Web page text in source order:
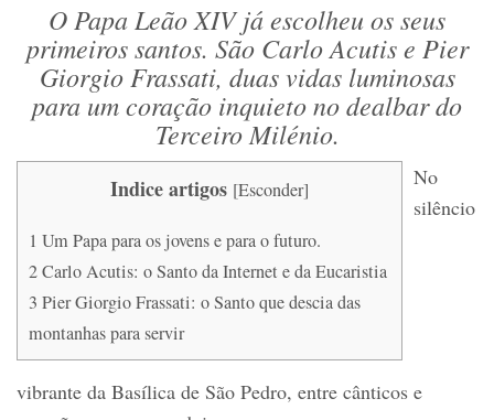
O Papa Leão XIV já escolheu os seus
primeiros santos. São Carlo Acutis e Pier
Giorgio Frassati, duas vidas luminosas
para um coração inquieto no dealbar do
Terceiro Milénio.
Indice artigos [Esconder]
1 Um Papa para os jovens e para o futuro.
2Carlo Acutis: o Santo da Internet e da Eucaristia
3 Pier Giorgio Frassati: o Santo que descia das
montanhas para servir
No
silêncio
vibrante da Basílica de São Pedro, entre cânticos e